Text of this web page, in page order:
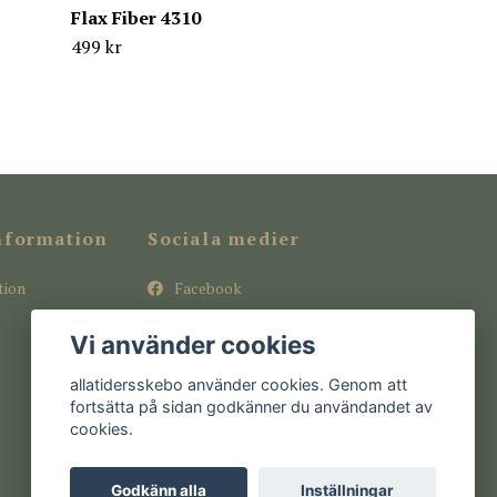
Flax Fiber 4310
499 kr
Sociala medier
Facebook
Pinterest
Vi använder cookies
allatidersskebo använder cookies. Genom att
fortsätta på sidan godkänner du användandet av
cookies.
Godkänn alla Inställningar